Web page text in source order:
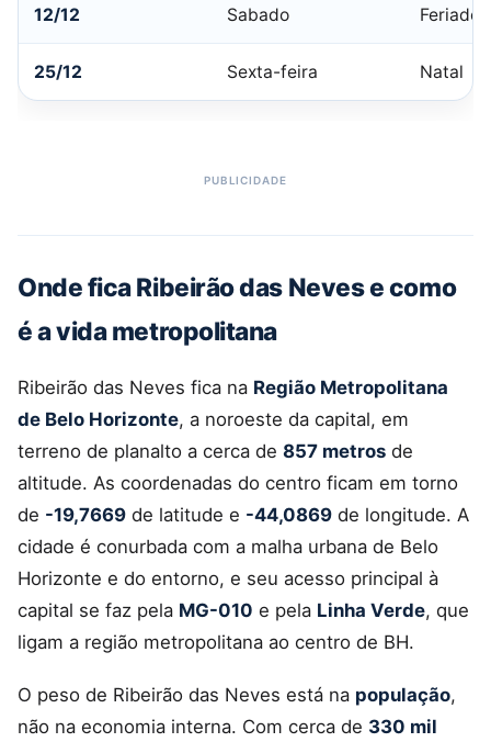
12/12 Sabado Feriado
25/12 Sexta-feira Natal
Onde fica Ribeirão das Neves e como
é a vida metropolitana
Ribeirão das Neves fica na Região Metropolitana
de Belo Horizonte, a noroeste da capital, em
terreno de planalto a cerca de 857 metros de
altitude. As coordenadas do centro ficam em torno
de -19,7669 de latitude e -44,0869 de longitude. A
cidade é conurbada com a malha urbana de Belo
Horizonte e do entorno, e seu acesso principal à
capital se faz pela MG-010 e pela Linha Verde, que
ligam a região metropolitana ao centro de BH.
O peso de Ribeirão das Neves está na população,
não na economia interna. Com cerca de 330 mil